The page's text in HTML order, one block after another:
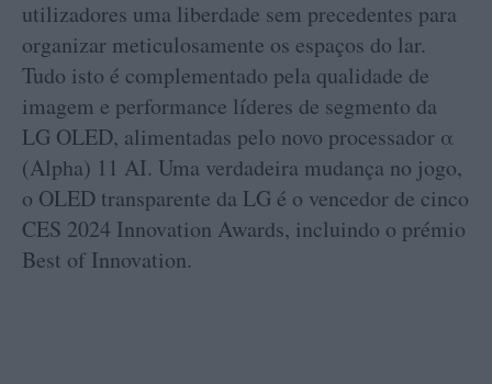
utilizadores uma liberdade sem precedentes para
organizar meticulosamente os espaços do lar.
Tudo isto é complementado pela qualidade de
imagem e performance líderes de segmento da
LG OLED, alimentadas pelo novo processador α
(Alpha) 11 AI. Uma verdadeira mudança no jogo,
o OLED transparente da LG é o vencedor de cinco
CES 2024 Innovation Awards, incluindo o prémio
Best of Innovation.